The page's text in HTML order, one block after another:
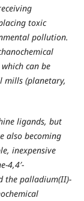
toxic
pollution.
can be
(planetary,
ligands, but
also becoming
inexpensive
4,4′-
the palladium(II)-